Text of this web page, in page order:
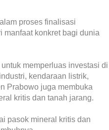
proses finalisasi
manfaat konkret bagi dunia
memperluas investasi di
kendaraan listrik,
Prabowo juga membuka
kritis dan tanah jarang.
pasok mineral kritis dan